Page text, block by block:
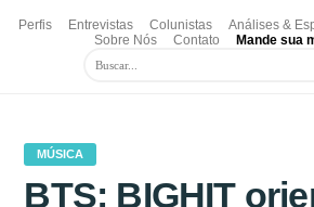
Perfis Entrevistas Colunistas Análises &
Sobre Nós
Contato Mande sua
MÚSICA
BTS: BIGHIT